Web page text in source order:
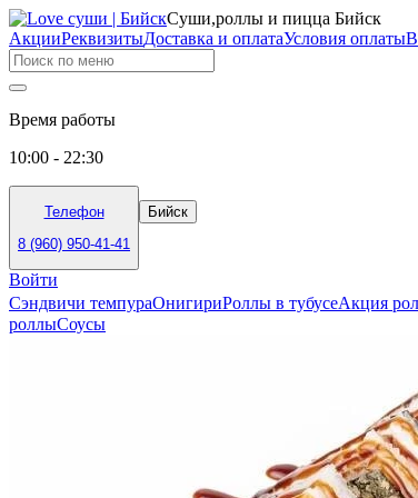
Суши,роллы и пицца Бийск
АкцииРеквизитыДоставка и оплатаУсловия оплаты
Время работы
10:00 - 22:30
Телефон
8 (960) 950-41-41
Бийск
Войти
Сэндвичи темпураОнигириРоллы в тубусеАкция
роллыСоусы